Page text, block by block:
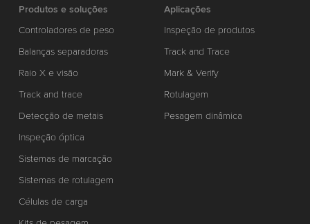
Produtos e soluções
Controladores de peso
Balanças separadoras
Raio X e visão
Track and trace
Detecção de metais
Inspeção óptica
Sistemas de marcação
Sistemas de rotulagem
Células de carga
Aplicações
Inspeção de produtos
Track and Trace
Mark & Verify
Rotulagem
Pesagem dinâmica